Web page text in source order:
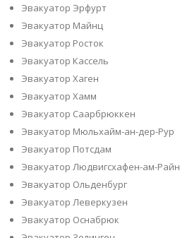
Эвакуатор Эрфурт
Эвакуатор Майнц
Эвакуатор Росток
Эвакуатор Кассель
Эвакуатор Хаген
Эвакуатор Хамм
Эвакуатор Саарбрюккен
Эвакуатор Мюльхайм-ан-дер-Рур
Эвакуатор Потсдам
Эвакуатор Людвигсхафен-ам-Райн
Эвакуатор Ольденбург
Эвакуатор Леверкузен
Эвакуатор Оснабрюк